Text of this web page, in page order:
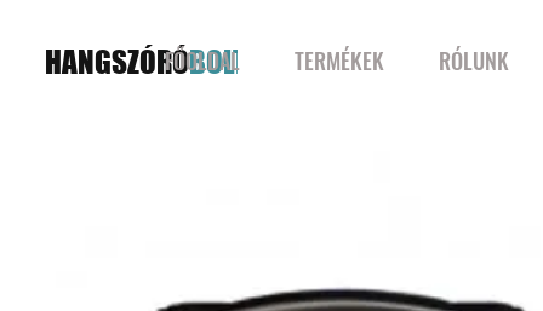
HANGSZÓRÓBOLT
FŐOLDAL TERMÉKEK RÓLUNK